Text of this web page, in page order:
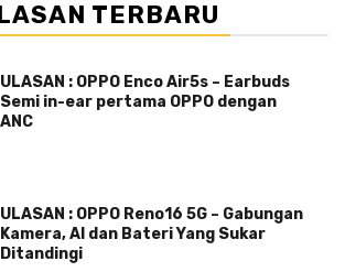
TERBARU
ULASAN : OPPO Enco Air5s – Earbuds
Semi in-ear pertama OPPO dengan
ANC
ULASAN : OPPO Reno16 5G – Gabungan
Kamera, AI dan Bateri Yang Sukar
Ditandingi